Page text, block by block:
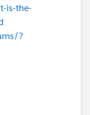
is-the-
?